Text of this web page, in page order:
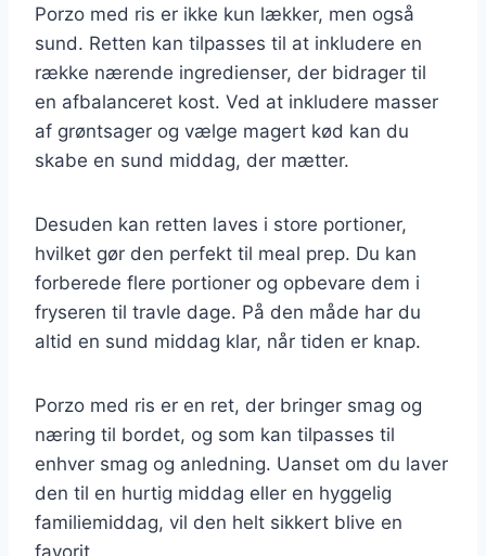
Porzo med ris er ikke kun lækker, men også
sund. Retten kan tilpasses til at inkludere en
række nærende ingredienser, der bidrager til
en afbalanceret kost. Ved at inkludere masser
af grøntsager og vælge magert kød kan du
skabe en sund middag, der mætter.
Desuden kan retten laves i store portioner,
hvilket gør den perfekt til meal prep. Du kan
forberede flere portioner og opbevare dem i
fryseren til travle dage. På den måde har du
altid en sund middag klar, når tiden er knap.
Porzo med ris er en ret, der bringer smag og
næring til bordet, og som kan tilpasses til
enhver smag og anledning. Uanset om du laver
den til en hurtig middag eller en hyggelig
familiemiddag, vil den helt sikkert blive en
favorit.